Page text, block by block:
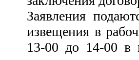
Заявления
извещения в
13-00 до 14-00 в